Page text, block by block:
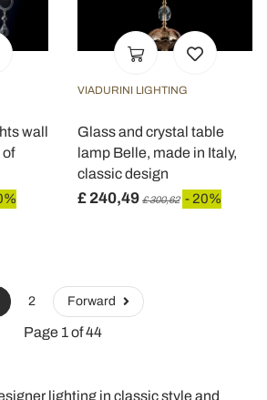
wall
of
VIADURINI LIGHTING
Glass and crystal table
lamp Belle, made in Italy,
classic design
£ 240,49 £ 300,62 - 20%
2 Forward
Page 1 of 44
lighting in classic style and